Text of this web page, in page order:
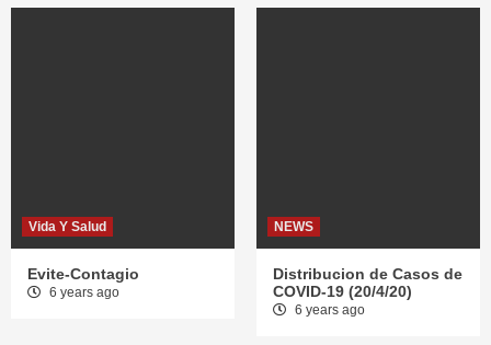
Vida Y Salud
Evite-Contagio
6 years ago
NEWS
Distribucion de Casos de
COVID-19 (20/4/20)
6 years ago